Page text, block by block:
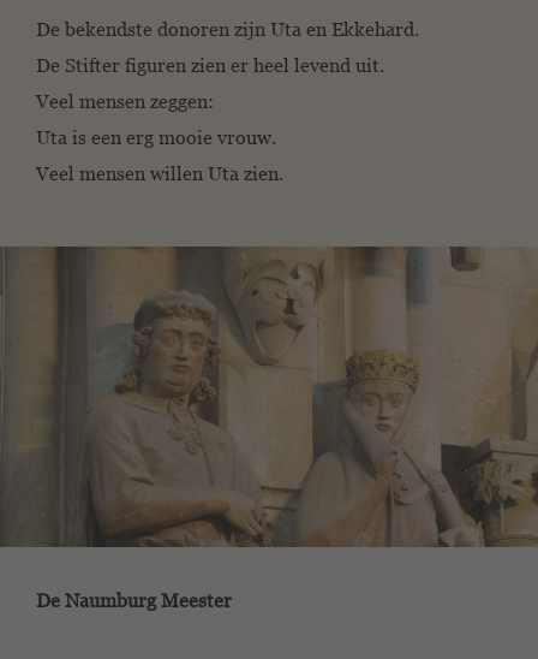
De bekendste donoren zijn Uta en Ekkehard.
De Stifter figuren zien er heel levend uit.
Veel mensen zeggen:
Uta is een erg mooie vrouw.
Veel mensen willen Uta zien.
De Naumburg Meester